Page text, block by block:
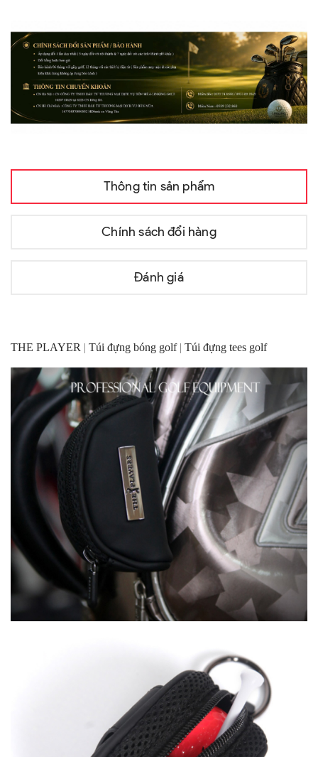
Thông tin sản phẩm
Chính sách đổi hàng
Đánh giá
THE PLAYER | Túi đựng bóng golf| Túi đựng tees golf